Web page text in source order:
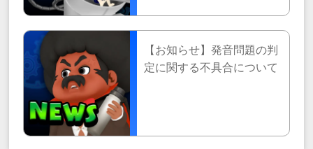
【お知らせ】発音問題の判
定に関する不具合について